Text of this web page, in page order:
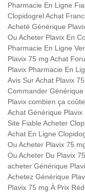
Pharmacie En Ligne
Clopidogrel Achat
Acheté Générique
Ou Acheter Plavix En
Pharmacie En Ligne
Plavix 75 mg Achat
Plavix Pharmacie En
Avis Sur Achat Plavix
Commander
Plavix combien ça coûte
Achat Générique
Site Fiable Acheter
Achat En Ligne
Ou Acheter Plavix 75
Ou Acheter Du Plavix
acheter Générique
Achetez Générique
Plavix 75 mg À Prix